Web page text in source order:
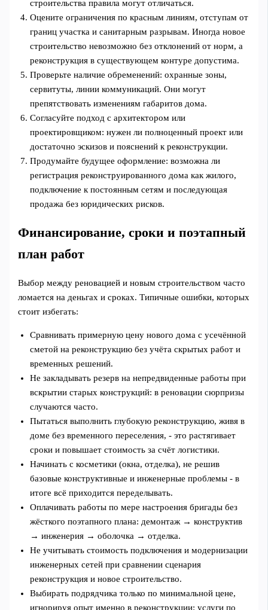
строительства правила могут отличаться.
Оцените ограничения по красным линиям, отступам от
границ участка и санитарным разрывам. Иногда новое
строительство невозможно без отклонений от норм, а
реконструкция в существующем контуре допустима.
Проверьте наличие обременений: охранные зоны,
сервитуты, линии коммуникаций. Они могут
препятствовать изменениям габаритов дома.
Согласуйте подход с архитектором или
проектировщиком: нужен ли полноценный проект или
достаточно эскизов и пояснений к реконструкции.
Продумайте будущее оформление: возможна ли
регистрация реконструированного дома как жилого,
подключение к постоянным сетям и последующая
продажа без юридических рисков.
Финансирование, сроки и поэтапный
план работ
Выбор между реновацией и новым строительством часто
ломается на деньгах и сроках. Типичные ошибки, которых
стоит избегать:
Сравнивать примерную цену нового дома с усечённой
сметой на реконструкцию без учёта скрытых работ и
временных решений.
Не закладывать резерв на непредвиденные работы при
вскрытии старых конструкций: в реновации сюрпризы
случаются часто.
Пытаться выполнить глубокую реконструкцию, живя в
доме без временного переселения, - это растягивает
сроки и повышает стоимость за счёт логистики.
Начинать с косметики (окна, отделка), не решив
базовые конструктивные и инженерные проблемы - в
итоге всё приходится переделывать.
Оплачивать работы по мере настроения бригады без
жёсткого поэтапного плана: демонтаж → конструктив
→ инженерия → оболочка → отделка.
Не учитывать стоимость подключения и модернизации
инженерных сетей при сравнении сценария
реконструкция и новое строительство.
Выбирать подрядчика только по минимальной цене,
игнорируя опыт именно в реконструкции: услуги по